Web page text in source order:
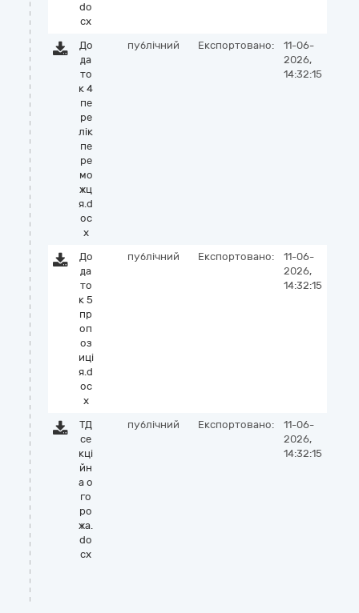
do
cx
До
да
то
к 4
пе
ре
лік
пе
ре
мо
жц
я.d
oc
x
публічний Експортовано:
11-06-
2026,
14:32:15
До
да
то
к 5
пр
оп
оз
иці
я.d
oc
x
публічний Експортовано:
11-06-
2026,
14:32:15
ТД
се
кці
йн
а о
го
ро
жа.
do
cx
публічний Експортовано:
11-06-
2026,
14:32:15